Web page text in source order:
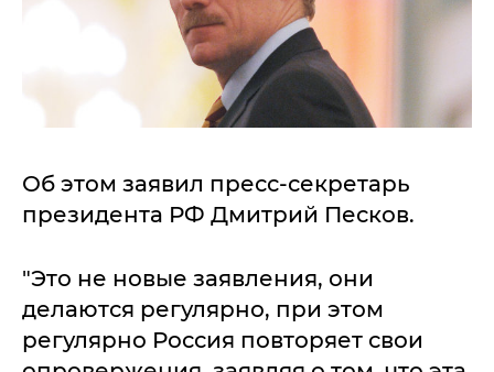
Об этом заявил пресс-секретарь
президента РФ Дмитрий Песков.
"Это не новые заявления, они
делаются регулярно, при этом
регулярно Россия повторяет свои